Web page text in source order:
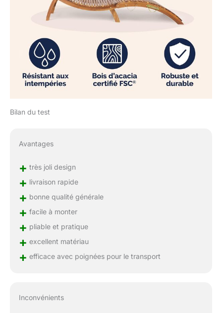
Bilan du test
Avantages
+ très joli design
+ livraison rapide
+ bonne qualité générale
+ facile à monter
+ pliable et pratique
+ excellent matériau
+ efficace avec poignées pour le transport
Inconvénients